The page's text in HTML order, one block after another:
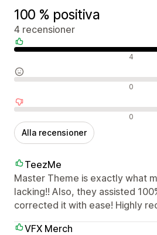
100 % positiva
4 recensioner
Positiva recensioner 4
Neutrala recensioner 0
Negativa recensioner 0
Alla recensioner
TeezMe
Master Theme is exactly what
lacking!! Also, they assisted
corrected it with ease! Highly
VFX Merch